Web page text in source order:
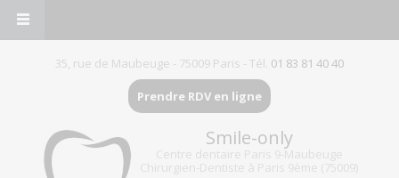
35, rue de Maubeuge - 75009 Paris - Tél. 01 83 81 40 40
Prendre RDV en ligne
Smile-only
Centre dentaire Paris 9-Maubeuge
Chirurgien-Dentiste à Paris 9ème (75009)